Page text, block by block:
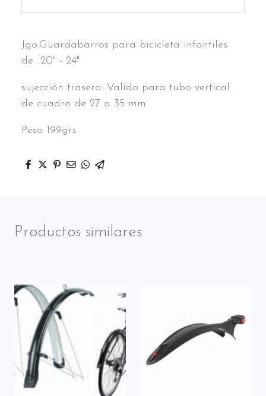
Jgo.Guardabarros para bicicleta infantiles
de 20" - 24"
sujección trasera: Valido para tubo vertical
de cuadro de 27 a 35 mm
Peso 199grs
Productos similares